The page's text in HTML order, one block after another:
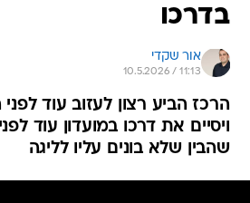
בדרכו
אור שקדי
10.5.2026 / 11:13
הרכז הביע רצון לעזוב עוד
ויסיים את דרכו במועדון עוד
שהבין שלא בונים עליו לליגה